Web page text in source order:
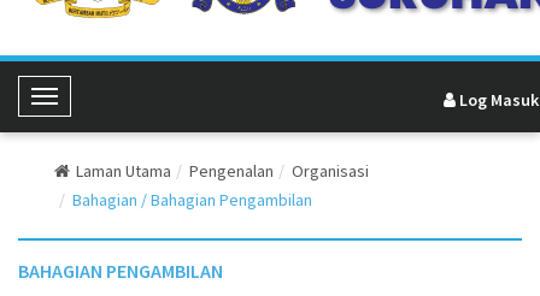
Toggle Navigation Log Masuk
Laman Utama Pengenalan
Organisasi
Bahagian / Bahagian Pengambilan
BAHAGIAN PENGAMBILAN